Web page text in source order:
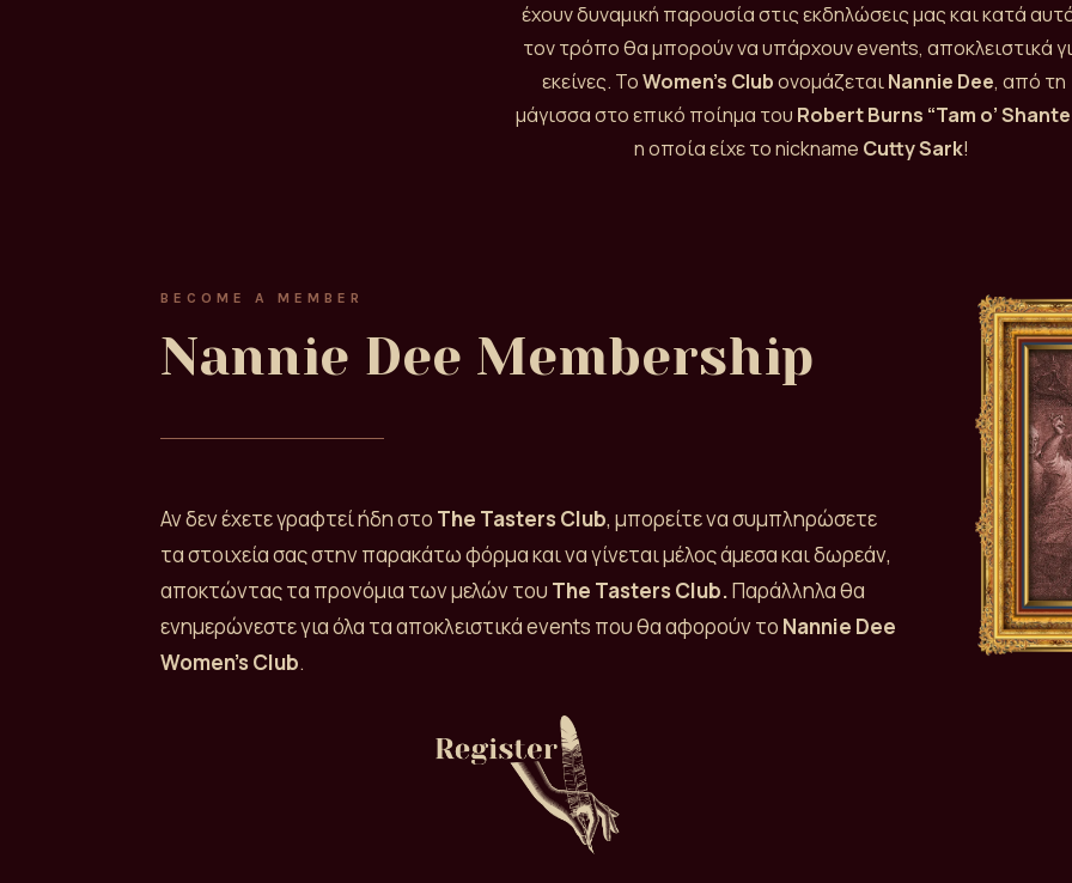
έχουν δυναμική παρουσία στις εκδηλώσεις μας και κατά
τον τρόπο θα μπορούν να υπάρχουν events, αποκλειστικά
εκείνες. ToWomen’s ClubονομάζεταιNannie Dee, από τη
μάγισσα στο επικό ποίημα του Robert Burns “Tam o’
η οποία είχε το nickname Cutty Sark!
BECOME A MEMBER
Nannie Dee Membership
Αν δεν έχετε γραφτεί ήδη στο The Tasters Club, μπορείτε να συμπληρώσετε
τα στοιχεία σας στην παρακάτω φόρμα και να γίνεται μέλος άμεσα και δωρεάν,
αποκτώντας τα προνόμια των μελών του The Tasters Club.Παράλληλα θα
ενημερώνεστε για όλα τα αποκλειστικά events που θα αφορούν το Nannie Dee
Women’s Club.